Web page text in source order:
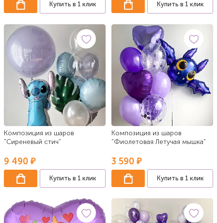
Купить в 1 клик Купить в 1 клик
Композиция из шаров
"Сиреневый стич"
9 490 ₽
Купить в 1 клик
Композиция из шаров
"Фиолетовая Летучая мышка"
3 590 ₽
Купить в 1 клик